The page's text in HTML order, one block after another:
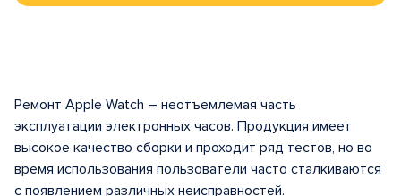
Ремонт Apple Watch – неотъемлемая часть
эксплуатации электронных часов. Продукция имеет
высокое качество сборки и проходит ряд тестов, но во
время использования пользователи часто сталкиваются
с появлением различных неисправностей.